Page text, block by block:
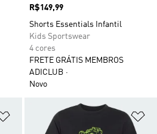
Preço
R$149,99
Shorts Essentials Infantil
Kids Sportswear
4 cores
FRETE GRÁTIS MEMBROS
ADICLUB
Novo
Adicionar à Lista de Desejos